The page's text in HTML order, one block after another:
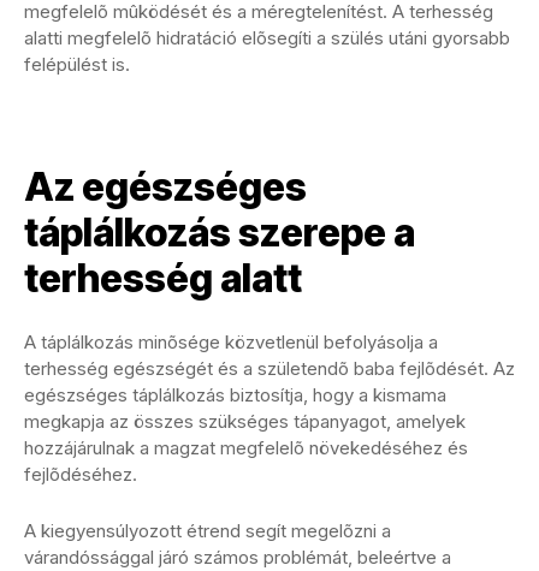
megfelelõ mûködését és a méregtelenítést. A terhesség
alatti megfelelõ hidratáció elõsegíti a szülés utáni gyorsabb
felépülést is.
Az egészséges
táplálkozás szerepe a
terhesség alatt
A táplálkozás minõsége közvetlenül befolyásolja a
terhesség egészségét és a születendõ baba fejlõdését. Az
egészséges táplálkozás biztosítja, hogy a kismama
megkapja az összes szükséges tápanyagot, amelyek
hozzájárulnak a magzat megfelelõ növekedéséhez és
fejlõdéséhez.
A kiegyensúlyozott étrend segít megelõzni a
várandóssággal járó számos problémát, beleértve a